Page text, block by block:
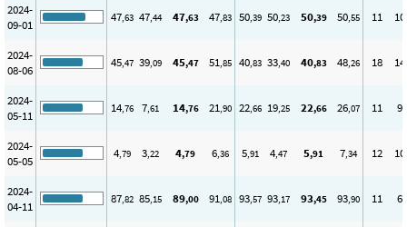
2024-
09-01
47,63 47,44 47,63 47,83 50,39 50,23 50,39 50,55 11 10
2024-
08-06
45,47 39,09 45,47 51,85 40,83 33,40 40,83 48,26 18 14
2024-
05-11
14,76 7,61 14,76 21,90 22,66 19,25 22,66 26,07 11 9
2024-
05-05
4,79 3,22 4,79 6,36 5,91 4,47 5,91 7,34 12 10
2024-
04-11
87,82 85,15 89,00 91,08 93,57 93,17 93,45 93,90 11 6